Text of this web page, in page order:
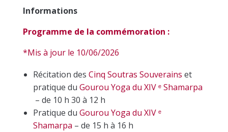
Informations
Programme de la commémoration :
*Mis à jour le 10/06/2026
Récitation des Cinq Soutras Souverains et
pratique du Gourou Yoga du XIV ᵉ Shamarpa
– de 10 h 30 à 12 h
Pratique du Gourou Yoga du XIV ᵉ
Shamarpa – de 15 h à 16 h